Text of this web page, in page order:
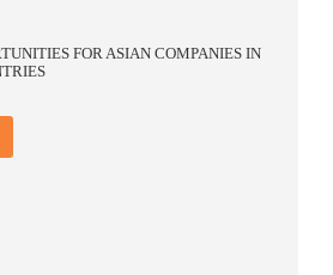
NAVIGATING CHALLENGES AND
BUSINESS IN CHINA AMID GLOBAL